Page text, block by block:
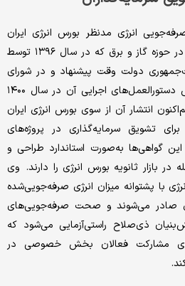
انرژی مدنظر بورس انرژی ایران
گفت: گواهی صرفه‌‌‌جویی انرژی در حوزه گاز و برق که در سال ۱۳۹۶ توسط
دولت وقت پیشنهاد و در شورای
عالی انرژی مصوب شد و سپس دستورالعمل‌‌‌های اجرایی آن در سال ۱۴۰۰
انتشار آن از سوی بورس انرژی ایران
تشویق سرمایه‌گذاری در پروژه‌‌‌های
گواهی‌‌‌ها به‌‌‌صورت استاندارد طراحی و
بازار ثانویه بورس انرژی را دارند. وی
با پشتوانه میزان انرژی صرفه‌‌‌جویی‌‌‌شده
صادر می‌‌‌شوند و صحت صرفه‌‌‌جویی‌‌‌های
ذی‌‌‌صلاح راستی‌‌‌آزمایی می‌شود که
برای مشارکت فعالان بخش خصوصی در